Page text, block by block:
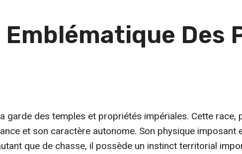
Des
garde des temples et propriétés impériales. Cette race,
et son caractère autonome. Son physique imposant
que de chasse, il possède un instinct territorial